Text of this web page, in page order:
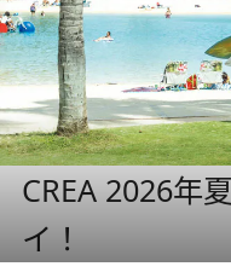
CREA 2026年
イ！